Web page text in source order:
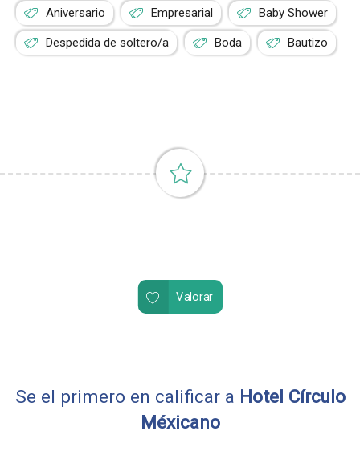
Aniversario Empresarial Baby Shower
Despedida de soltero/a Boda Bautizo
Valorar
Se el primero en calificar a Hotel Círculo
Méxicano